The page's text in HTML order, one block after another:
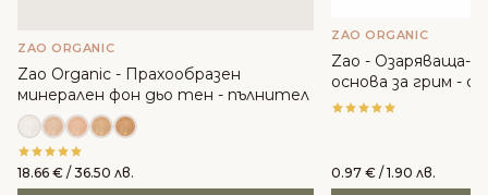
ZAO ORGANIC
Zao Organic - Прахообразен
минерален фон дьо тен - пълнител
18.66 € / 36.50 лв.
ZAO ORGANIC
Zao - Озаряваща-
основа за грим -
0.97 € / 1.90 лв.